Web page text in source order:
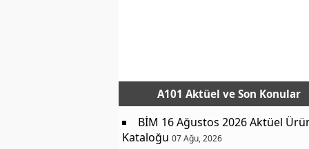
A101 Aktüel ve Son Konular
BİM 16 Ağustos 2026 Aktüel
Kataloğu 07 Ağu, 2026